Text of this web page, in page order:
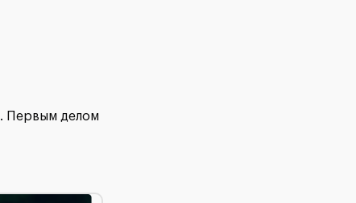
. Первым делом